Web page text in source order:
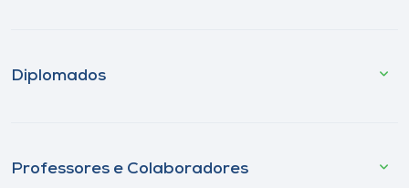
Diplomados
Professores e Colaboradores